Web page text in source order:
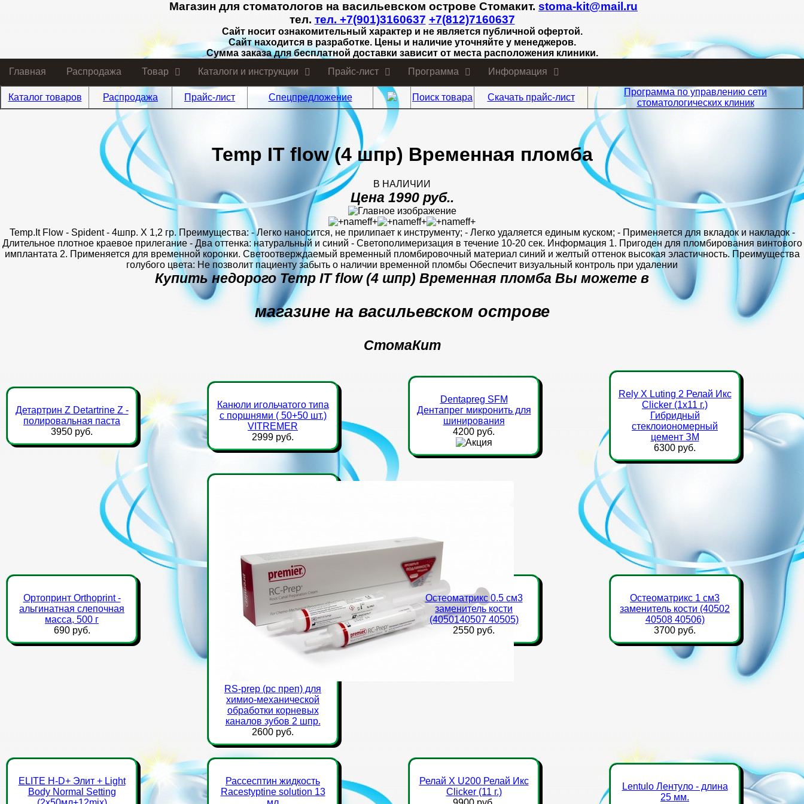
Магазин для стоматологов на васильевском острове Стомакит. stoma-kit@mail.ru
тел. тел. +7(901)3160637 +7(812)7160637
Сайт носит ознакомительный характер и не является публичной офертой.
Сайт находится в разработке. Цены и наличие уточняйте у менеджеров.
Сумма заказа для бесплатной доставки зависит от места расположения клиники.
Главная
Распродажа Товар Каталоги и инструкции Прайс-лист Программа Информация
Каталог товаров Распродажа Прайс-лист Спецпредложение Поиск товара Скачать прайс-лист
Программа по управлению сети
стоматологических клиник
Temp IT flow (4 шпр) Временная пломба
В НАЛИЧИИ
Цена 1990 руб..
Temp.It Flow - Spident - 4шпр. X 1,2 гр. Преимущества: - Легко наносится, не прилипает к инструменту; - Легко удаляется единым куском; - Применяется для вкладок и накладок -
Длительное плотное краевое прилегание - Два оттенка: натуральный и синий - Светополимеризация в течение 10-20 сек. Информация 1. Пригоден для пломбирования винтового
имплантата 2. Применяется для временной коронки. Светоотверждаемый временный пломбировочный материал синий и желтый оттенок высокая эластичность. Преимущества
голубого цвета: Не позволит пациенту забыть о наличии временной пломбы Обеспечит визуальный контроль при удалении
Купить недорого Temp IT flow (4 шпр) Временная пломба Вы можете в
магазине на васильевском острове
СтомаКит
Детартрин Z Detartrine Z -
полировальная паста
3950 руб.
Канюли игольчатого типа
с поршнями ( 50+50 шт.)
VITREMER
2999 руб.
Dentapreg SFM
Дентапрег микронить для
шинирования
4200 руб.
Rely X Luting 2 Релай Икс
Clicker (1х11 г.)
Гибридный
стеклоиономерный
цемент ЗМ
6300 руб.
Ортопринт Orthoprint -
альгинатная слепочная
масса, 500 г
690 руб.
RS-prep (рс преп) для
химио-механической
обработки корневых
каналов зубов 2 шпр.
2600 руб.
Остеоматрикс 0.5 см3
заменитель кости
(4050140507 40505)
2550 руб.
Остеоматрикс 1 см3
заменитель кости (40502
40508 40506)
3700 руб.
ELITE Н-D+ Элит + Light
Body Normal Setting
Рассесптин жидкость
Racestyptine solution 13
Релай Х U200 Релай Икс
Clicker (11 г.)
Lentulo Лентуло - длина
25 мм.